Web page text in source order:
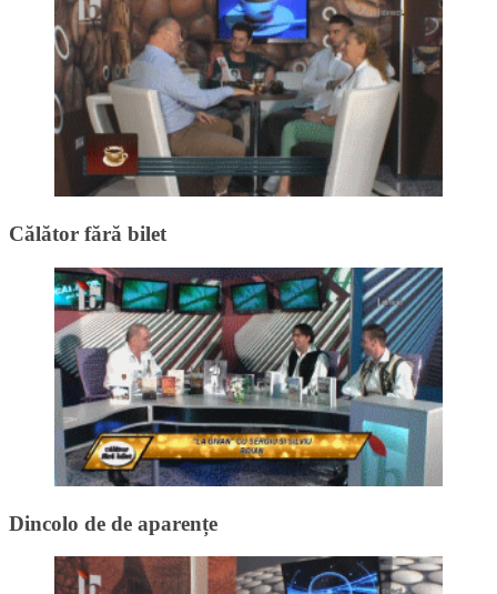
Călător fără bilet
Dincolo de de aparențe